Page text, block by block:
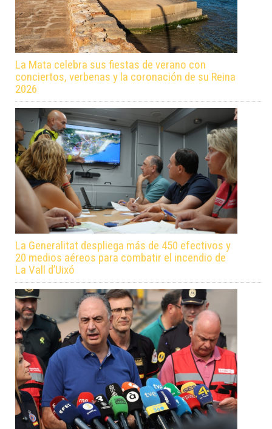
La Mata celebra sus fiestas de verano con
conciertos, verbenas y la coronación de su Reina
2026
La Generalitat despliega más de 450 efectivos y
20 medios aéreos para combatir el incendio de
La Vall d’Uixó